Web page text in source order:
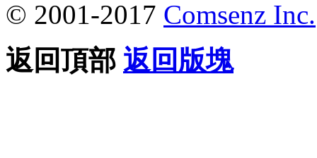
© 2001-2017 Comsenz Inc.
返回頂部 返回版塊